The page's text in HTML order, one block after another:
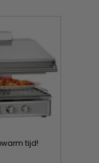
tijd!